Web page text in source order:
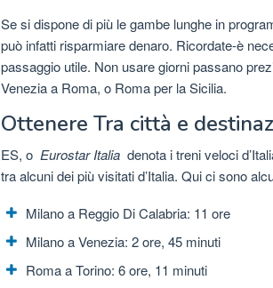
Se si dispone di più le gambe lunghe in
può infatti risparmiare denaro. Ricordate-è
passaggio utile. Non usare giorni passano
Venezia a Roma, o Roma per la Sicilia.
Ottenere Tra città e
ES, o Eurostar Italia denota i treni veloci
tra alcuni dei più visitati d’Italia. Qui ci sono
Milano a Reggio Di Calabria: 11 ore
Milano a Venezia: 2 ore, 45 minuti
Roma a Torino: 6 ore, 11 minuti